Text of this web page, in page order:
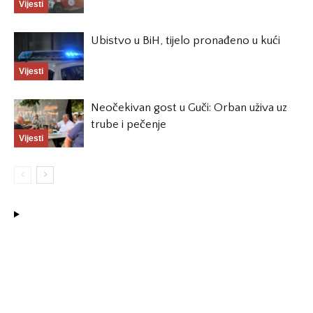
Vijesti
Vijesti
Ubistvo u BiH, tijelo pronađeno u kući
Vijesti
Neočekivan gost u Guči: Orban uživa uz
trube i pečenje